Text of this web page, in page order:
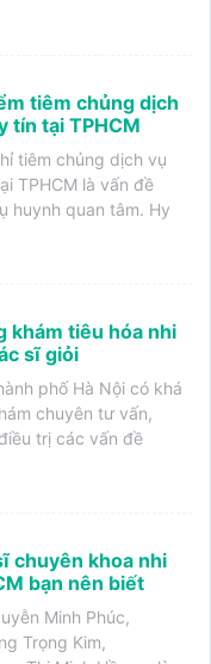
tiêm chủng dịch
tín tại TPHCM
tiêm chủng dịch vụ
TPHCM là vấn đề
huynh quan tâm. Hy
khám tiêu hóa nhi
sĩ giỏi
phố Hà Nội có khá
chuyên tư vấn,
trị các vấn đề
chuyên khoa nhi
bạn nên biết
Minh Phúc,
Trọng Kim,